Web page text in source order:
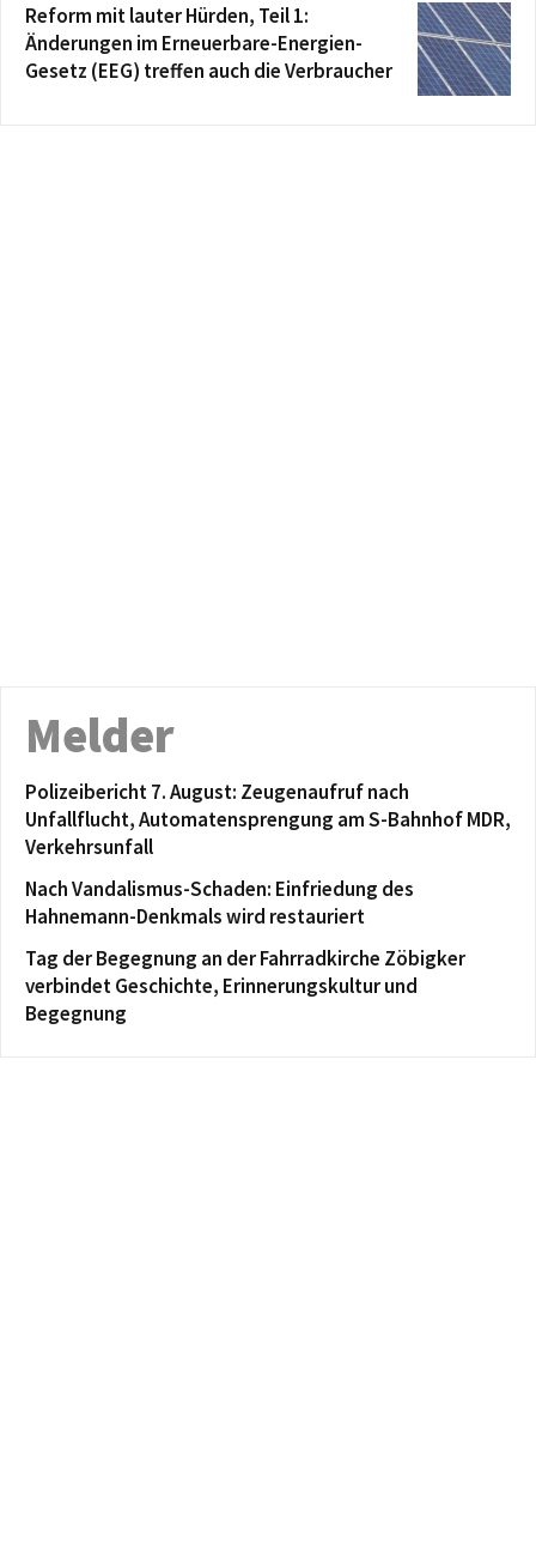
Reform mit lauter Hürden, Teil 1:
Änderungen im Erneuerbare-Energien-
Gesetz (EEG) treffen auch die Verbraucher
Melder
Polizeibericht 7. August: Zeugenaufruf nach
Unfallflucht, Automatensprengung am S-Bahnhof MDR,
Verkehrsunfall
Nach Vandalismus-Schaden: Einfriedung des
Hahnemann-Denkmals wird restauriert
Tag der Begegnung an der Fahrradkirche Zöbigker
verbindet Geschichte, Erinnerungskultur und
Begegnung